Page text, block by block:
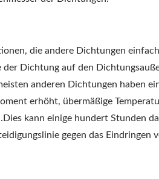
die andere Dichtungen
Dichtung auf den
anderen Dichtungen haben
erhöht, übermäßige
kann einige hundert Stunden
gegen das Eindringen